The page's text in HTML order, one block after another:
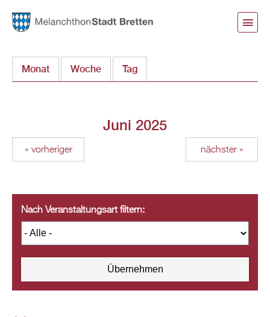
Monat (aktiver Reiter)
Woche Tag
Juni 2025
« vorheriger nächster »
Nach Veranstaltungsart filtern: